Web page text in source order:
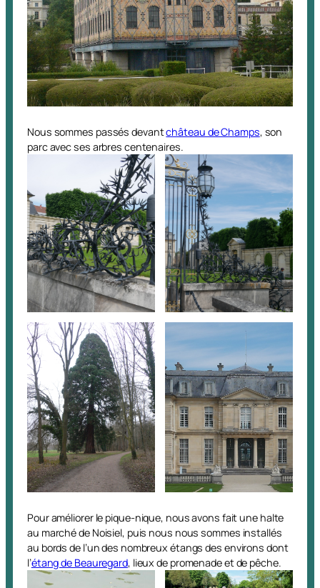
Nous sommes passés devantchâteau de Champs, son
parc avec ses arbres centenaires.
Pour améliorer le pique-nique, nous avons fait une halte
au marché de Noisiel, puis nous nous sommes installés
au bords de l’un des nombreux étangs des environs dont
l’étang de Beauregard, lieux de promenade et de pêche.